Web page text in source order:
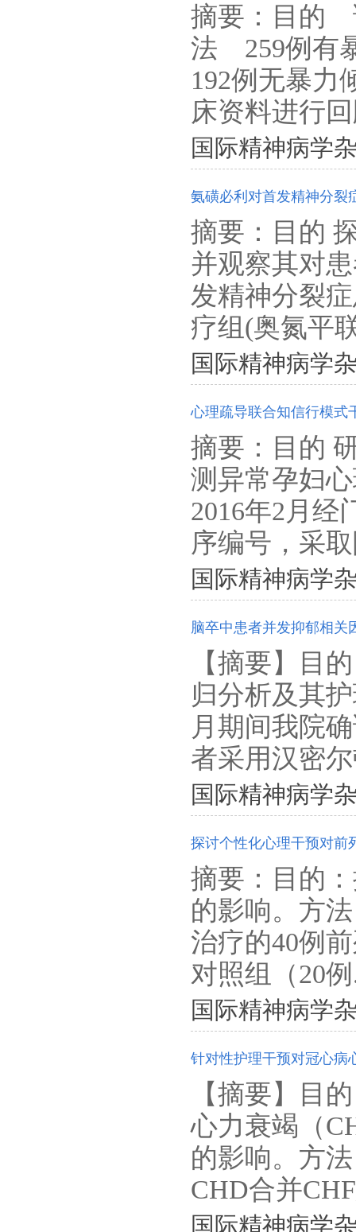
摘要：目的
法 259例有
192例无暴力
床资料进行
国际精神病学
氨磺必利对首发精神分裂
摘要：目的
并观察其对
发精神分裂
疗组(奥氮平
国际精神病学
心理疏导联合知信行模式
摘要：目的
测异常孕妇
2016年2月经
序编号，采
国际精神病学
脑卒中患者并发抑郁相关
【摘要】目
归分析及其
月期间我院
者采用汉密
国际精神病学
探讨个性化心理干预对前
摘要：目的
的影响。方
治疗的40例
对照组（20
国际精神病学
针对性护理干预对冠心病
【摘要】目
心力衰竭（
的影响。方
CHD合并
国际精神病学